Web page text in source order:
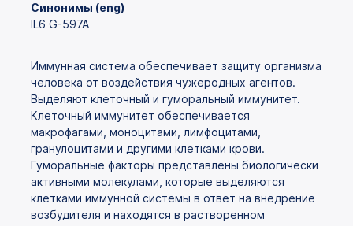
Синонимы (eng)
IL6 G-597A
Иммунная система обеспечивает защиту организма
человека от воздействия чужеродных агентов.
Выделяют клеточный и гуморальный иммунитет.
Клеточный иммунитет обеспечивается
макрофагами, моноцитами, лимфоцитами,
гранулоцитами и другими клетками крови.
Гуморальные факторы представлены биологически
активными молекулами, которые выделяются
клетками иммунной системы в ответ на внедрение
возбудителя и находятся в растворенном